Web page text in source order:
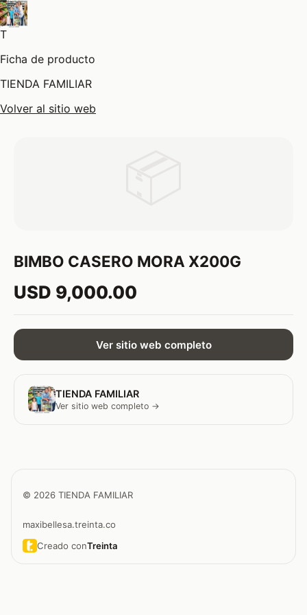
T
Ficha de producto
TIENDA FAMILIAR
Volver al sitio web
BIMBO CASERO MORA X200G
USD 9,000.00
Ver sitio web completo
TIENDA FAMILIAR
Ver sitio web completo →
© 2026 TIENDA FAMILIAR
maxibellesa.treinta.co
Creado conTreinta